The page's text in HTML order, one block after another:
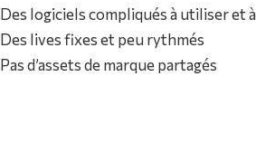
Des logiciels compliqués à utiliser et
Des lives fixes et peu rythmés
Pas d’assets de marque partagés